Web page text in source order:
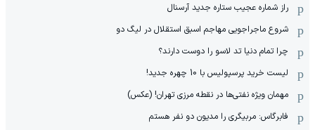
راز شماره عجیب ستاره جدید آرسنال
شروع ماجراجویی مهاجم اسبق استقلال در لیگ دو
چرا تمام دنیا تد لاسو را دوست دارند؟
لیست خرید پرسپولیس با 10 چهره جدید!
مهمان‌ ویژه نفتی‌ها در نقطه مرزی تهران! (عکس)
فابرگاس: مربیگری را مدیون دو نفر هستم